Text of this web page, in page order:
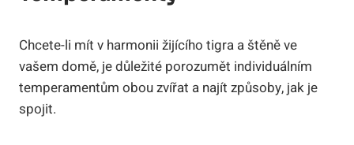
Chcete-li mít v harmonii žijícího tigra a štěně ve
vašem domě, je důležité porozumět individuálním
temperamentům obou zvířat a najít způsoby, jak je
spojit.